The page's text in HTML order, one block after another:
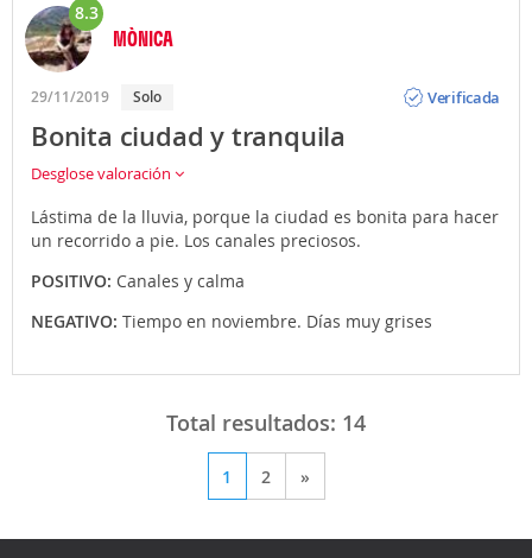
8.3
MÒNICA
29/11/2019 Solo
Verificada
Bonita ciudad y tranquila
Desglose valoración
Lástima de la lluvia, porque la ciudad es bonita para hacer
un recorrido a pie. Los canales preciosos.
POSITIVO: Canales y calma
NEGATIVO: Tiempo en noviembre. Días muy grises
Total resultados: 14
1 2 »